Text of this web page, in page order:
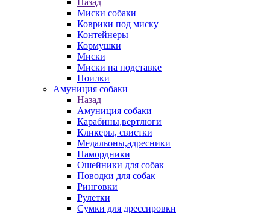
Назад
Миски собаки
Коврики под миску
Контейнеры
Кормушки
Миски
Миски на подставке
Поилки
Амуниция собаки
Назад
Амуниция собаки
Карабины,вертлюги
Кликеры, свистки
Медальоны,адресники
Намордники
Ошейники для собак
Поводки для собак
Ринговки
Рулетки
Сумки для дрессировки